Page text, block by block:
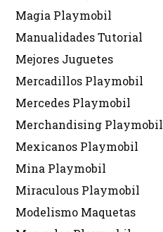
Magia Playmobil
Manualidades Tutorial
Mejores Juguetes
Mercadillos Playmobil
Mercedes Playmobil
Merchandising Playmobil
Mexicanos Playmobil
Mina Playmobil
Miraculous Playmobil
Modelismo Maquetas